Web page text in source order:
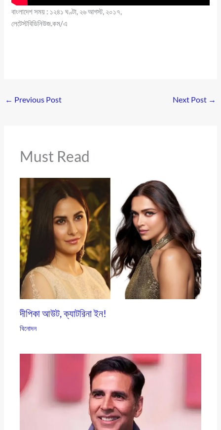
বাংলাদেশ সময় : ১২৪১ ঘণ্টা, ২৬ আগস্ট, ২০১৭,
লেটেস্টবিডিনিউজ.কম/এ
← Previous Post Next Post →
Must Read
দীপিকা আউট, ক্যাটরিনা ইন!
বিনোদন